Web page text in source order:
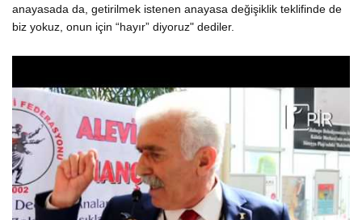
anayasada da, getirilmek istenen anayasa değişiklik teklifinde de
biz yokuz, onun için “hayır” diyoruz" dediler.